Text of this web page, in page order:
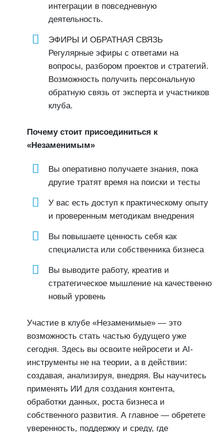
интеграции в повседневную
деятельность.
ЭФИРЫ И ОБРАТНАЯ СВЯЗЬ
Регулярные эфиры с ответами на
вопросы, разбором проектов и стратегий.
Возможность получить персональную
обратную связь от эксперта и участников
клуба.
Почему стоит присоединиться к
«Незаменимым»
Вы оперативно получаете знания, пока
другие тратят время на поиски и тесты
У вас есть доступ к практическому опыту
и проверенным методикам внедрения
Вы повышаете ценность себя как
специалиста или собственника бизнеса
Вы выводите работу, креатив и
стратегическое мышление на качественно
новый уровень
Участие в клубе «Незаменимые» — это
возможность стать частью будущего уже
сегодня. Здесь вы освоите нейросети и AI-
инструменты не на теории, а в действии:
создавая, анализируя, внедряя. Вы научитесь
применять ИИ для создания контента,
обработки данных, роста бизнеса и
собственного развития. А главное — обретете
уверенность, поддержку и среду, где